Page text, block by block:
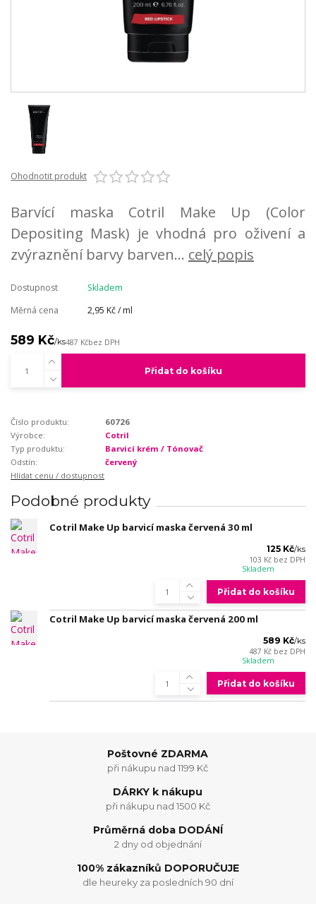
Ohodnotit produkt
Barvící maska Cotril Make Up (Color
Depositing Mask) je vhodná pro oživení a
zvýraznění barvy barven... celý popis
Dostupnost
Skladem
Měrná cena
2,95 Kč / ml
589 Kč/ks487 Kčbez DPH
Přidat do košíku
Číslo produktu:
60726
Výrobce:
Cotril
Typ produktu:
Barvicí krém / Tónovač
Odstín:
červený
Hlídat cenu / dostupnost
Podobné produkty
Cotril Make Up barvicí maska červená 30 ml
125 Kč/ks
103 Kč bez DPH
Skladem
Přidat do košíku
Cotril Make Up barvicí maska červená 200 ml
589 Kč/ks
487 Kč bez DPH
Skladem
Přidat do košíku
Poštovné ZDARMA
při nákupu nad 1199 Kč
DÁRKY k nákupu
při nákupu nad 1500 Kč
Průměrná doba DODÁNÍ
2 dny od objednání
100% zákazníků DOPORUČUJE
dle heureky za posledních 90 dní